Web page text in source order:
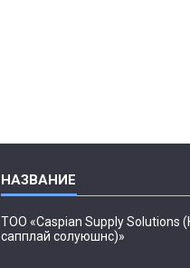
ТОО «Caspian Supply Solutions
сапплай солуюшнс)»